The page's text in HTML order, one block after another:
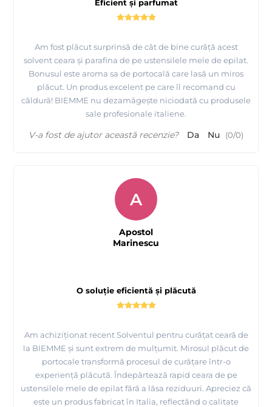
Eficient și parfumat
Am fost plăcut surprinsă de cât de bine curăță acest
solvent ceara și parafina de pe ustensilele mele de epilat.
Bonusul este aroma sa de portocală care lasă un miros
plăcut. Un produs excelent pe care îl recomand cu
căldură! BIEMME nu dezamăgește niciodată cu produsele
sale profesionale italiene.
V-a fost de ajutor această recenzie? Da Nu (0/0)
O soluție eficientă și plăcută
Am achiziționat recent Solventul pentru curățat ceară de
la BIEMME și sunt extrem de mulțumit. Mirosul plăcut de
portocale transformă procesul de curățare într-o
experiență plăcută. Îndepărtează rapid ceara de pe
ustensilele mele de epilat fără a lăsa reziduuri. Apreciez că
este un produs fabricat în Italia, reflectând o calitate
A
Apostol
Marinescu